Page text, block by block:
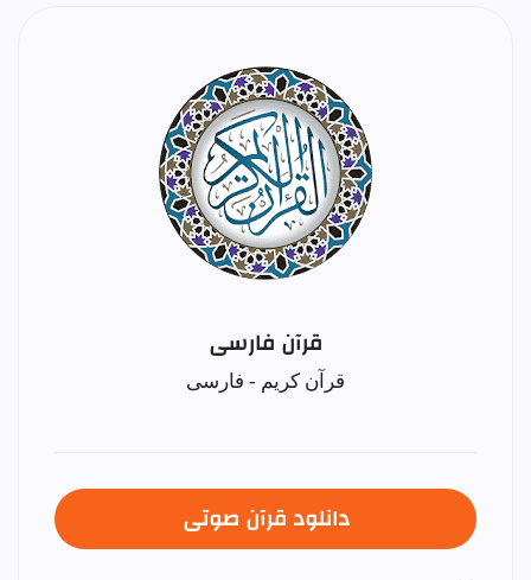
قرآن فارسی
قرآن کریم - فارسی
دانلود قرآن صوتی